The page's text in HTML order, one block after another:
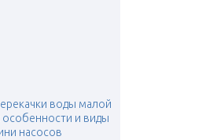
воды малой
и виды
насосов